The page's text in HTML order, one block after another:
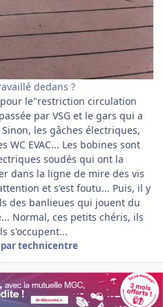
dedans ?
le"restriction circulation
par VSG et le gars qui a
les gâches électriques,
WC EVAC... Les bobines sont
soudés qui ont la
dans la ligne de mire des vis
et s'est foutu... Puis, il y
des banlieues qui jouent du
Normal, ces petits chéris, ils
s'occupent...
par technicentre